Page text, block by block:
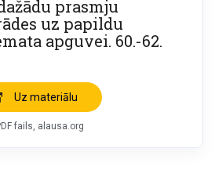
prasmju
uz papildu
apguvei. 60.-62.
Uz materiālu
fails alausa.org